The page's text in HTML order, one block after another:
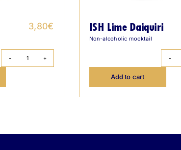
3,80€
ISH
quantity
ISH Lime Daiquiri
Non-alcoholic mocktail
Add to cart